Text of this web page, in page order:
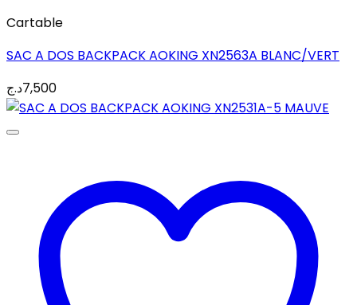
Cartable
SAC A DOS BACKPACK AOKING XN2563A BLANC/VERT
7,500د.ج